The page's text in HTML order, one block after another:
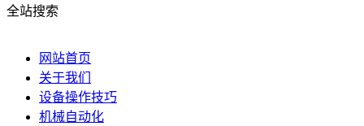
全站搜索
网站首页
关于我们
设备操作技巧
机械自动化